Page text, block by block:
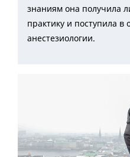
знаниям она получила
практику и поступила в
анестезиологии.